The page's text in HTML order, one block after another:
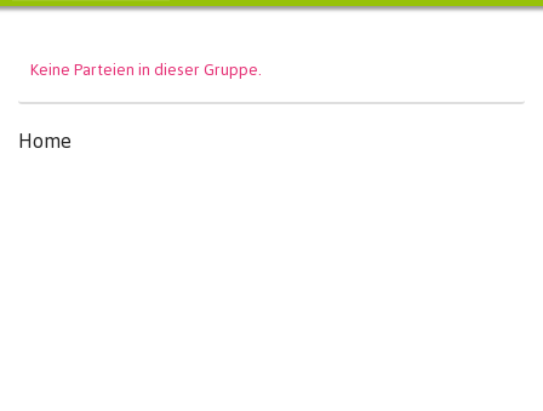
Keine Parteien in dieser Gruppe.
Home